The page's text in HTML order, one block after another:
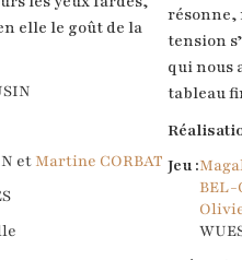
elle le goût de la
et Martine CORBAT
résonne,
tension
qui nous
tableau
Jeu :
BEL-